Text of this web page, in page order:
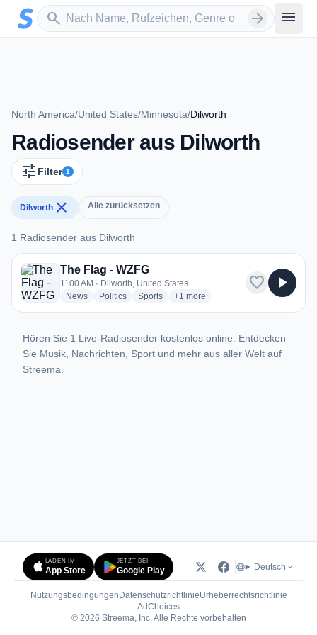
Zum Hauptinhalt springen
search
Sender suchen arrow_forward menu
North America/United States/Minnesota/Dilworth
Radiosender aus Dilworth
tune Filter 1
Dilworth close Alle zurücksetzen
1 Radiosender aus Dilworth
1 Radiosender aus Dilworth
The Flag - WZFG
1100 AM · Dilworth, United States
Newsradio stations
Politicsradio stations
Sportsradio stations
+1 more genres for The Flag - WZFG
more
favorite play_arrow
Hören Sie 1 Live-Radiosender kostenlos online. Entdecken
Sie Musik, Nachrichten, Sport und mehr aus aller Welt auf
Streema.
LADEN IM
App Store
JETZT BEI
Google Play Deutsch
Nutzungsbedingungen DatenschutzrichtlinieUrheberrechtsrichtlinie
AdChoices(öffnet in neuem Tab)
© 2026 Streema, Inc. Alle Rechte vorbehalten